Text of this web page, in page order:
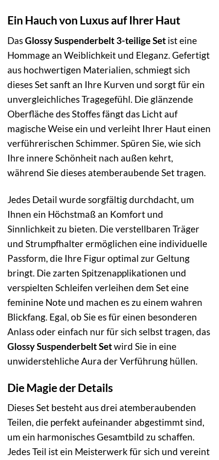
Ein Hauch von Luxus auf Ihrer Haut
DasGlossy Suspenderbelt 3-teilige Set ist eine
Hommage an Weiblichkeit und Eleganz. Gefertigt
aus hochwertigen Materialien, schmiegt sich
dieses Set sanft an Ihre Kurven und sorgt für ein
unvergleichliches Tragegefühl. Die glänzende
Oberfläche des Stoffes fängt das Licht auf
magische Weise ein und verleiht Ihrer Haut einen
verführerischen Schimmer. Spüren Sie, wie sich
Ihre innere Schönheit nach außen kehrt,
während Sie dieses atemberaubende Set tragen.
Jedes Detail wurde sorgfältig durchdacht, um
Ihnen ein Höchstmaß an Komfort und
Sinnlichkeit zu bieten. Die verstellbaren Träger
und Strumpfhalter ermöglichen eine individuelle
Passform, die Ihre Figur optimal zur Geltung
bringt. Die zarten Spitzenapplikationen und
verspielten Schleifen verleihen dem Set eine
feminine Note und machen es zu einem wahren
Blickfang. Egal, ob Sie es für einen besonderen
Anlass oder einfach nur für sich selbst tragen, das
Glossy Suspenderbelt Setwird Sie in eine
unwiderstehliche Aura der Verführung hüllen.
Die Magie der Details
Dieses Set besteht aus drei atemberaubenden
Teilen, die perfekt aufeinander abgestimmt sind,
um ein harmonisches Gesamtbild zu schaffen.
Jedes Teil ist ein Meisterwerk für sich und vereint